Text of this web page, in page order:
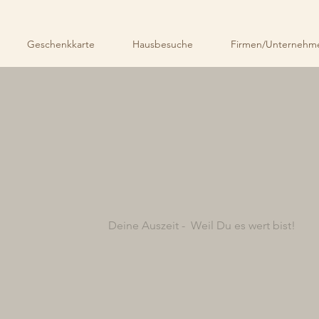
Geschenkkarte Hausbesuche Firmen/
Deine Auszeit - Weil Du es wert bist!